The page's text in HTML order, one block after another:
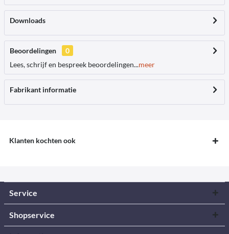
Downloads
Beoordelingen
0
Lees, schrijf en bespreek beoordelingen...meer
Fabrikant informatie
Klanten kochten ook
Service
Shopservice